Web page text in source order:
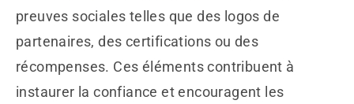
preuves sociales telles que des logos de
partenaires, des certifications ou des
récompenses. Ces éléments contribuent à
instaurer la confiance et encouragent les